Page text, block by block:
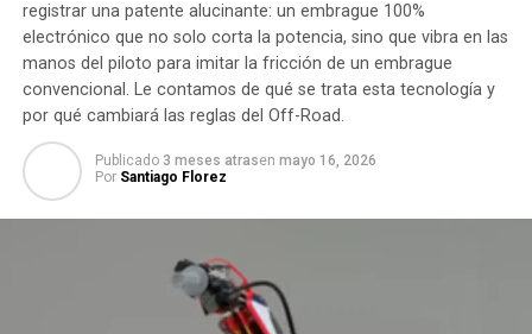
registrar una patente alucinante: un embrague 100%
electrónico que no solo corta la potencia, sino que vibra en las
manos del piloto para imitar la fricción de un embrague
convencional. Le contamos de qué se trata esta tecnología y
por qué cambiará las reglas del Off-Road.
Publicado 3 meses atrasen mayo 16, 2026
Por Santiago Florez